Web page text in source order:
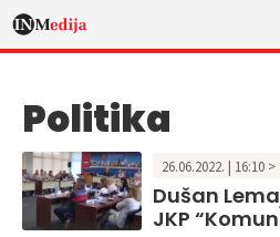
Politika
26.06.2022. | 16:10 >
Dušan
JKP